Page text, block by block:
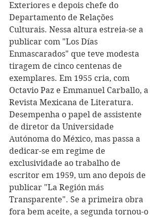
Exteriores e depois chefe do
Departamento de Relações
Culturais. Nessa altura estreia-se a
publicar com "Los Días
Enmascarados" que teve modesta
tiragem de cinco centenas de
exemplares. Em 1955 cria, com
Octavio Paz e Emmanuel Carballo, a
Revista Mexicana de Literatura.
Desempenha o papel de assistente
de diretor da Universidade
Autónoma do México, mas passa a
dedicar-se em regime de
exclusividade ao trabalho de
escritor em 1959, um ano depois de
publicar "La Región más
Transparente". Se a primeira obra
fora bem aceite, a segunda tornou-o